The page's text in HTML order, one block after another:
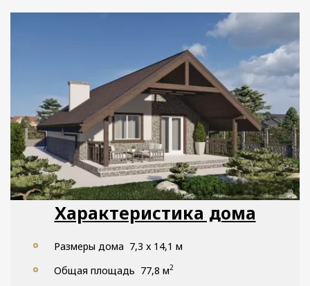
Характеристика дома
Размеры дома 7,3 x 14,1 м
Общая площадь 77,8 м2